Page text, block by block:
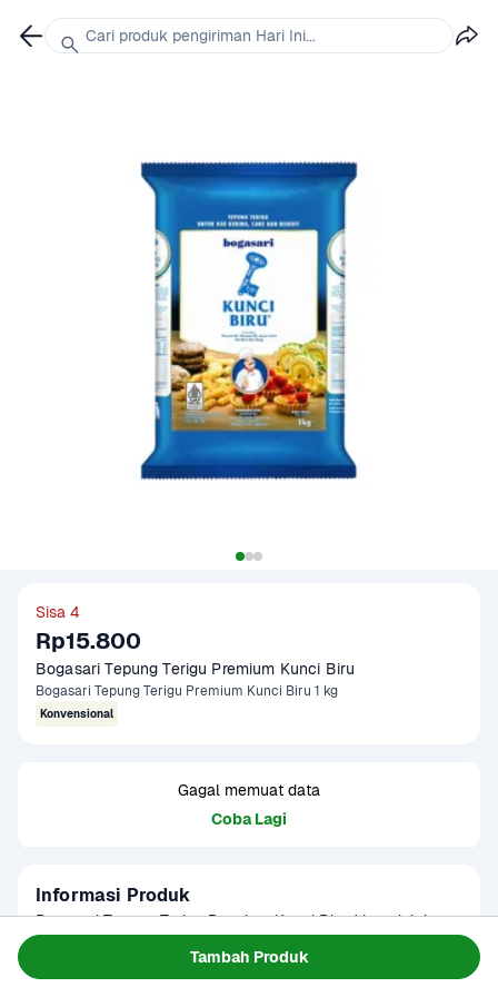
Tambah Produk
Sisa 4
Rp15.800
Bogasari Tepung Terigu Premium Kunci Biru
Bogasari Tepung Terigu Premium Kunci Biru 1 kg
Konvensional
Gagal memuat data
Coba Lagi
Informasi Produk
Bogasari Tepung Terigu Premium Kunci Biru 1 kg adalah
kue dan makanan ringan. Cocok untuk bolu, cake, pancake,
Cari produk pengiriman Hari Ini...